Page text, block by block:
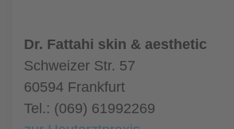
Dr. Fattahi skin & aesthetic
Schweizer Str. 57
60594 Frankfurt
Tel.: (069) 61992269